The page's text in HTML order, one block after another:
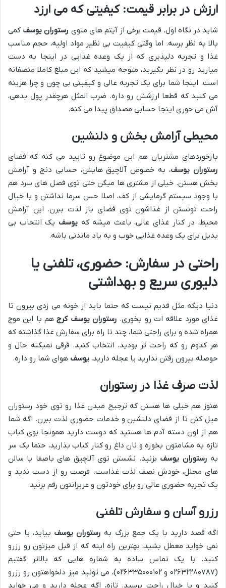
ارزش در برابر قیمت: کیفیتی که می ارزد
شاید در نگاه اول، قیمت برخی از آیتم های منوی رستوران یوسف کمی
بالا به نظر برسه. اما وقتی کیفیت بی نظیر مواد اولیه، حجم مناسب
غذا و تجربه دلپذیری که از یک وعده غذایی در اینجا به دست
میارید رو در نظر بگیرید، متوجه میشید که این مبلغ کاملا منصفانه
است. اینجا شما برای یک تجربه عالی و کیفیتی بی چون و چرا هزینه
می کنید که قطعا ارزشش رو داره. ضرب المثل هرچقدر پول بدهی،
آش می خوری اینجا حسابی مصداق پیدا می کنه.
محیطی آرامش بخش و دلنشین
بازخوردهای مشتریان هم این موضوع رو تایید می کنه که فضای
رستوران یوسف، به خصوص آلاچیق هایش، حسابی دنج و آرامش
بخش هستن. خیلی از مشتری ها میگن حتی توی فصل های سرد هم
با وجود سیستم گرمایشی از کف، اصلا حس سرما نداشتن و با خیال
راحت تونستن از غذاشون توی فضای باز لذت ببرن. این آرامش
محیط، در کنار غذای عالی، باعث میشه کهیوسف یک انتخاب بی
بدیل برای یک وعده غذایی خوب و به یاد ماندنی باشه.
راحتی در سفارش: حضوری، تلفنی یا
دلیوری سریع و بهداشتی
دنیا دیگه مثل قدیم نیست که حتما باید از خونه می زدی بیرون تا
غذای مورد علاقه ات رو بخوری. رستوران یوسف کرجهم با این موج
همراه شده و برای راحتی شما، چند تا راه برای سفارش غذا گذاشته که
هر کدوم رو که راحت تر بودید، انتخاب کنید. فرقی نمیکنه حال و
حوصله بیرون رفتن ندارید یا عجله دارید، یوسف هوای شما رو داره.
لذت صرف غذا در رستوران
هنوز هم خیلی ها هستن که ترجیح میدن غذا رو توی خود رستوران
میل کنن تا از فضای دلنشین و خدمات حضوری لذت ببرن. اگه شما
هم از اون دسته آدم ها هستید که دوست دارید همونجا بوی کباب
تازه به مشامتون بخوره و نان داغ رو کنار کباب بذارید، حتما یک سر
به رستوران یوسف بزنید. نشستن توی آلاچیق های باصفا یا سالن
های مجلل، خودش نصف لذت غذاست. فرصت رو از دست ندید و
یک تجربه حضوری عالی رو برای خودتون و عزیزانتون رقم بزنید.
رزرو آسان و سفارش تلفنی
اگه قصد دارید با یک جمع بزرگ به رستوران یوسف بیاید، یا حتی
نمی خواید معطل بشید، بهترین راه اینه که از قبل میزتون رو رزرو
کنید. با یک تماس ساده به شماره هایی که بالاتر گفتیم
(۰۲۶۳۲۲۸۰۷۸۷ و ۰۲۶۳۳۵۰۰۰۱۰۲)، می تونید میز دلخواهتون رو رزرو
کنید و با خیال راحت برسید. تازه، اگه عجله دارید و می خواید